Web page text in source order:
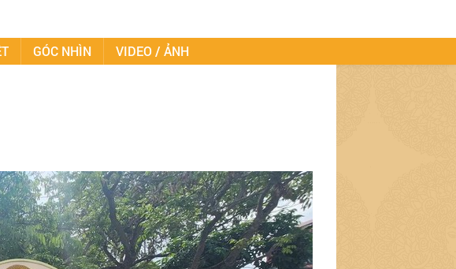
GÓC NHÌN VIDEO / ẢNH